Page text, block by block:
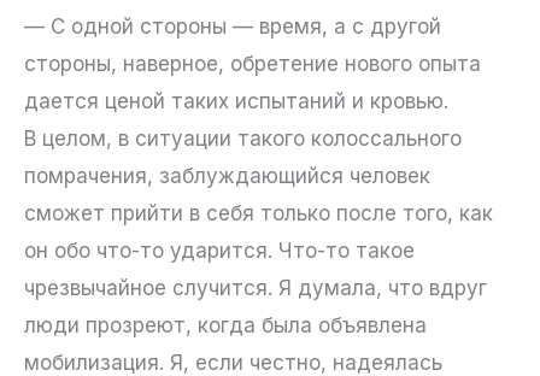
— С одной стороны — время, а с другой
стороны, наверное, обретение нового опыта
дается ценой таких испытаний и кровью.
В целом, в ситуации такого колоссального
помрачения, заблуждающийся человек
сможет прийти в себя только после того, как
он обо что-то ударится. Что-то такое
чрезвычайное случится. Я думала, что вдруг
люди прозреют, когда была объявлена
мобилизация. Я, если честно, надеялась